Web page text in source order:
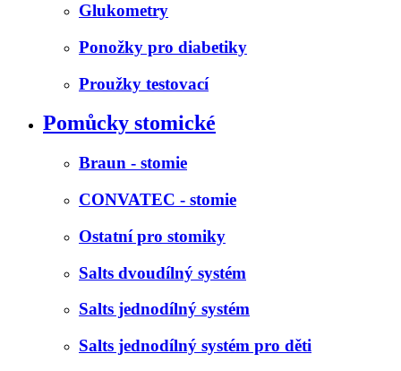
Glukometry
Ponožky pro diabetiky
Proužky testovací
Pomůcky stomické
Braun - stomie
CONVATEC - stomie
Ostatní pro stomiky
Salts dvoudílný systém
Salts jednodílný systém
Salts jednodílný systém pro děti